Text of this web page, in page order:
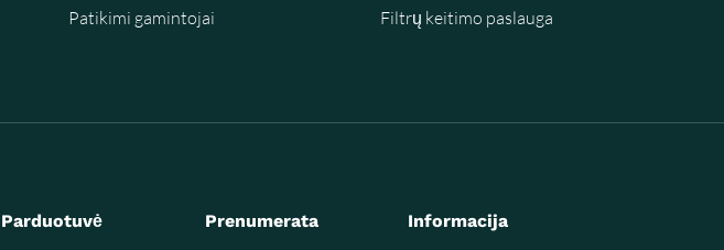
Patikimi gamintojai Filtrų keitimo paslauga
Parduotuvė Prenumerata Informacija